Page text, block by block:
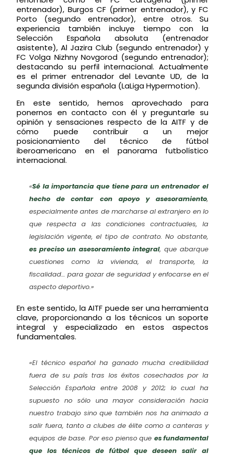
entrenador), Burgos CF (primer entrenador), y FC
Porto (segundo entrenador), entre otros. Su
experiencia también incluye tiempo con la
Selección Española absoluta (entrenador
asistente), Al Jazira Club (segundo entrenador) y
FC Volga Nizhny Novgorod (segundo entrenador);
destacando su perfil internacional. Actualmente
es el primer entrenador del Levante UD, de la
segunda división española (LaLiga Hypermotion).
En este sentido, hemos aprovechado para
ponernos en contacto con él y preguntarle su
opinión y sensaciones respecto de la AITF y de
cómo puede contribuir a un mejor
posicionamiento del técnico de fútbol
iberoamericano en el panorama futbolístico
internacional.
«Sé la importancia que tiene para un entrenador el
hecho de contar con apoyo y asesoramiento,
especialmente antes de marcharse al extranjero en lo
que respecta a las condiciones contractuales, la
legislación vigente, el tipo de contrato. No obstante,
es preciso un asesoramiento integral, que abarque
cuestiones como la vivienda, el transporte, la
fiscalidad… para gozar de seguridad y enfocarse en el
aspecto deportivo.»
En este sentido, la AITF puede ser una herramienta
clave, proporcionando a los técnicos un soporte
integral y especializado en estos aspectos
fundamentales.
«El técnico español ha ganado mucha credibilidad
fuera de su país tras los éxitos cosechados por la
Selección Española entre 2008 y 2012; lo cual ha
supuesto no sólo una mayor consideración hacia
nuestro trabajo sino que también nos ha animado a
salir fuera, tanto a clubes de élite como a canteras y
equipos de base. Por eso pienso que es fundamental
que los técnicos de fútbol que deseen salir al